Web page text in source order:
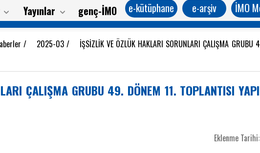
Yayınlar genç-İMO e-kütüphane e-arşiv İMO
/ 2025-03/ İŞSİZLİK VE ÖZLÜK HAKLARI SORUNLARI ÇALIŞMA GRUBU
ÇALIŞMA GRUBU 49. DÖNEM 11. TOPLANTISI
Eklenme